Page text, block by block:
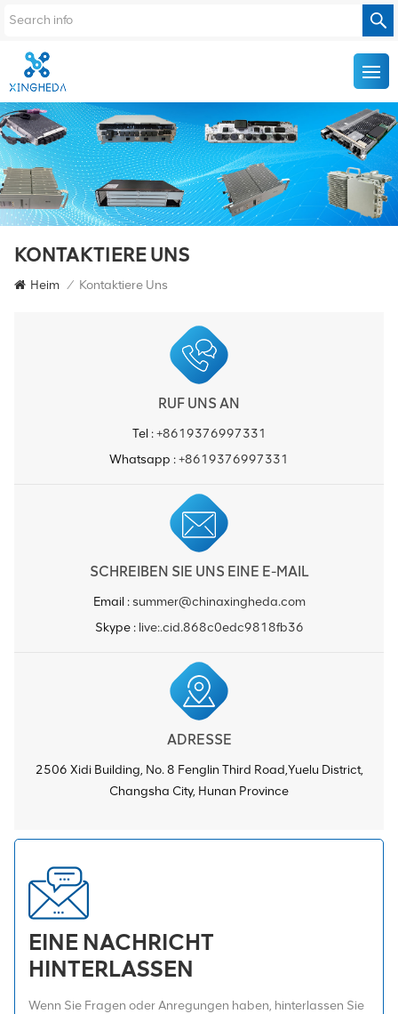
KONTAKTIERE UNS
Heim / Kontaktiere Uns
RUF UNS AN
Tel :+8619376997331
Whatsapp :+8619376997331
SCHREIBEN SIE UNS EINE E-MAIL
Email :summer@chinaxingheda.com
Skype : live:.cid.868c0edc9818fb36
ADRESSE
2506 Xidi Building, No. 8 Fenglin Third Road,Yuelu District,
Changsha City, Hunan Province
EINE NACHRICHT
HINTERLASSEN
Wenn Sie Fragen oder Anregungen haben, hinterlassen Sie